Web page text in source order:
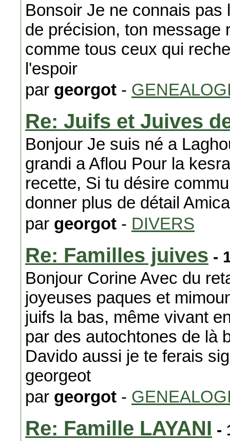
Bonsoir Je ne connais
de précision, ton message
comme tous ceux qui
l'espoir
par georgot -
Re: Juifs et Juives
Bonjour Je suis né a
grandi a Aflou Pour la
recette, Si tu désire
donner plus de détail
par georgot - DIVERS
Re: Familles juives -
Bonjour Corine Avec du
joyeuses paques et
juifs la bas, même vivant
par des autochtones de là
Davido aussi je te ferais
georgeot
par georgot -
Re: Famille LAYANI -